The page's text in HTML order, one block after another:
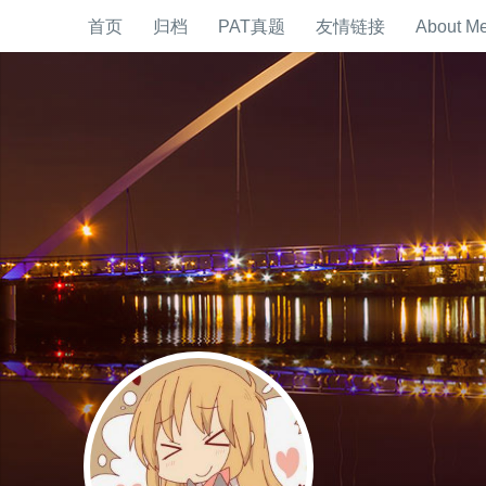
首页 归档 PAT真题 友情链接 About